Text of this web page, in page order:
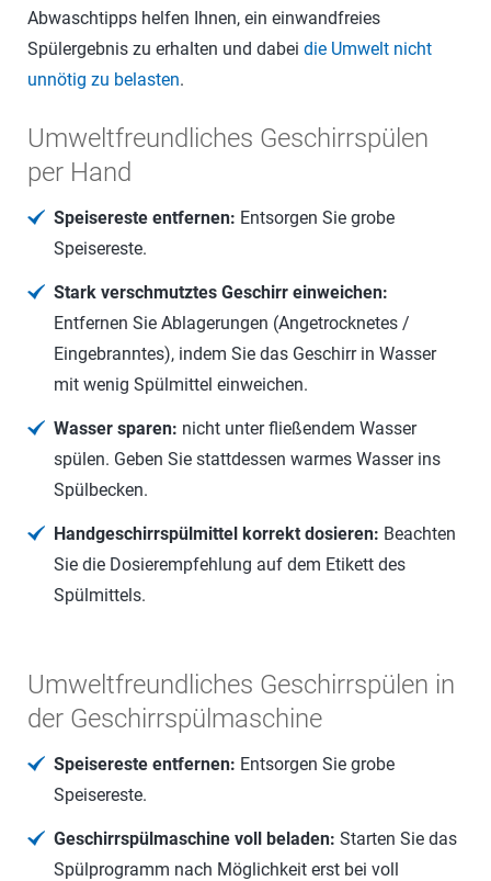
Abwaschtipps helfen Ihnen, ein einwandfreies
Spülergebnis zu erhalten und dabei die Umwelt nicht
unnötig zu belasten.
Umweltfreundliches Geschirrspülen
per Hand
Speisereste entfernen: Entsorgen Sie grobe
Speisereste.
Stark verschmutztes Geschirr einweichen:
Entfernen Sie Ablagerungen (Angetrocknetes /
Eingebranntes), indem Sie das Geschirr in Wasser
mit wenig Spülmittel einweichen.
Wasser sparen: nicht unter fließendem Wasser
spülen. Geben Sie stattdessen warmes Wasser ins
Spülbecken.
Handgeschirrspülmittel korrekt dosieren: Beachten
Sie die Dosierempfehlung auf dem Etikett des
Spülmittels.
Umweltfreundliches Geschirrspülen in
der Geschirrspülmaschine
Speisereste entfernen: Entsorgen Sie grobe
Speisereste.
Geschirrspülmaschine voll beladen: Starten Sie das
Spülprogramm nach Möglichkeit erst bei voll